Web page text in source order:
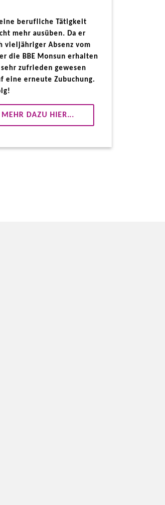
Alexander Meyer-Herbst
berufliche Tätigkeit
mehr ausüben. Da er
vieljähriger Absenz vom
die BBE Monsun erhalten
zufrieden gewesen
eine erneute Zubuchung.
MEHR DAZU HIER...